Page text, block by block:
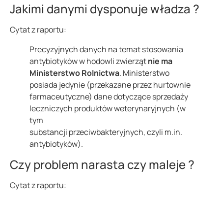
Jakimi danymi dysponuje władza ?
Cytat z raportu:
Precyzyjnych danych na temat stosowania
antybiotyków w hodowli zwierzątnie ma
Ministerstwo Rolnictwa. Ministerstwo
posiada jedynie (przekazane przez hurtownie
farmaceutyczne) dane dotyczące sprzedaży
leczniczych produktów weterynaryjnych (w
tym
substancji przeciwbakteryjnych, czyli m.in.
antybiotyków).
Czy problem narasta czy maleje ?
Cytat z raportu: